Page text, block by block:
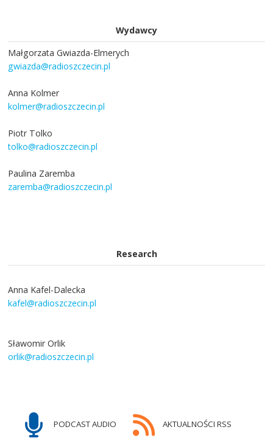
Wydawcy
Małgorzata Gwiazda-Elmerych
gwiazda@radioszczecin.pl
Anna Kolmer
kolmer@radioszczecin.pl
Piotr Tolko
tolko@radioszczecin.pl
Paulina Zaremba
zaremba@radioszczecin.pl
Research
Anna Kafel-Dalecka
kafel@radioszczecin.pl
Sławomir Orlik
orlik@radioszczecin.pl
PODCAST AUDIO AKTUALNOŚCI RSS